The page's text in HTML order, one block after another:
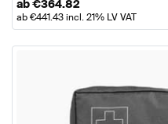
ab€364.82
ab€441.43incl. 21% LV VAT